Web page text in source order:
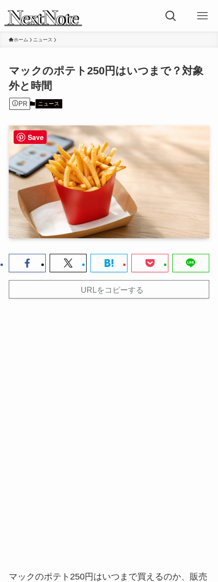
ホーム ニュース
マックのポテト250円はいつまで？対象
外と時間
PR ニュース
URLをコピーする
マックのポテト250円はいつまで買えるのか、販売
Save